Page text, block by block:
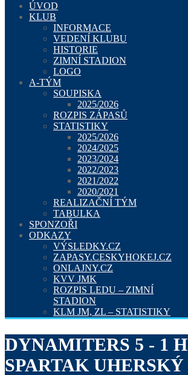
ÚVOD
KLUB
INFORMACE
VEDENÍ KLUBU
HISTORIE
ZIMNÍ STADION
LOGO
A-TÝM
SOUPISKA
2025/2026
ROZPIS ZÁPASŮ
STATISTIKY
2025/2026
2024/2025
2023/2024
2022/2023
2021/2022
2020/2021
REALIZAČNÍ TÝM
TABULKA
SPONZOŘI
ODKAZY
VÝSLEDKY.CZ
ZAPASY.CESKYHOKEJ.CZ
ONLAJNY.CZ
KVV JMK
ROZPIS LEDU – ZIMNÍ
STADION
KLM JM, ZL – STATISTIKY
DYNAMITERS 5 - 1
SPARTAK UHERSKÝ